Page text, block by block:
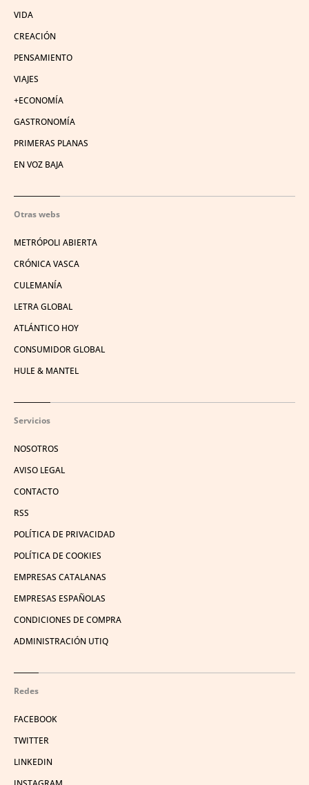
VIDA
CREACIÓN
PENSAMIENTO
VIAJES
+ECONOMÍA
GASTRONOMÍA
PRIMERAS PLANAS
EN VOZ BAJA
Otras webs
METRÓPOLI ABIERTA
CRÓNICA VASCA
CULEMANÍA
LETRA GLOBAL
ATLÁNTICO HOY
CONSUMIDOR GLOBAL
HULE & MANTEL
Servicios
NOSOTROS
AVISO LEGAL
CONTACTO
RSS
POLÍTICA DE PRIVACIDAD
POLÍTICA DE COOKIES
EMPRESAS CATALANAS
EMPRESAS ESPAÑOLAS
CONDICIONES DE COMPRA
ADMINISTRACIÓN UTIQ
Redes
FACEBOOK
TWITTER
LINKEDIN